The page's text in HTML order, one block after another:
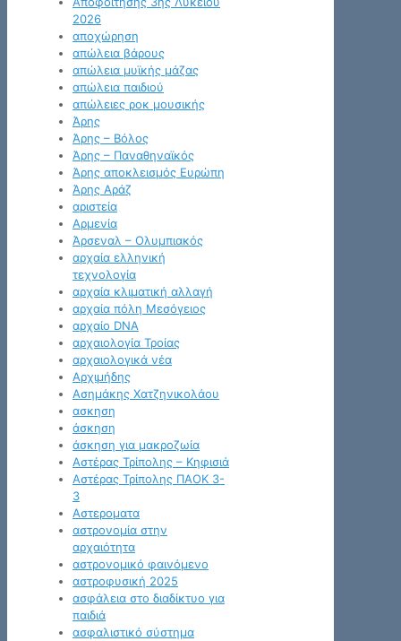
2026
αποχώρηση
απώλεια βάρους
απώλεια μυϊκής μάζας
απώλεια παιδιού
απώλειες ροκ μουσικής
Άρης
Άρης – Βόλος
Άρης – Παναθηναϊκός
Άρης αποκλεισμός Ευρώπη
Άρης Αράζ
αριστεία
Αρμενία
Άρσεναλ – Ολυμπιακός
αρχαία ελληνική
τεχνολογία
αρχαία κλιματική αλλαγή
αρχαία πόλη Μεσόγειος
αρχαίο DNA
αρχαιολογία Τροίας
αρχαιολογικά νέα
Αρχιμήδης
Ασημάκης Χατζηνικολάου
ασκηση
άσκηση
άσκηση για μακροζωία
Αστέρας Τρίπολης – Κηφισιά
Αστέρας Τρίπολης ΠΑΟΚ 3-
3
Αστεροματα
αστρονομία στην
αρχαιότητα
αστρονομικό φαινόμενο
αστροφυσική 2025
ασφάλεια στο διαδίκτυο για
παιδιά
ασφαλιστικό σύστημα